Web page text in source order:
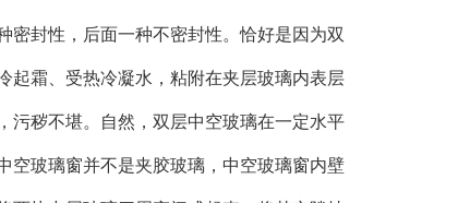
封性，后面一种不密封性。恰好是因为双
起霜、受热冷凝水，粘附在夹层玻璃内表层
污秽不堪。自然，双层中空玻璃在一定水平
空玻璃窗并不是夹胶玻璃，中空玻璃窗内壁